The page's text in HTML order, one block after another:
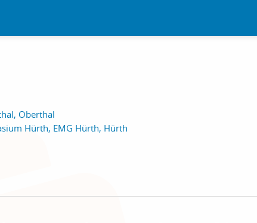
Oberthal
Hürth, EMG Hürth, Hürth